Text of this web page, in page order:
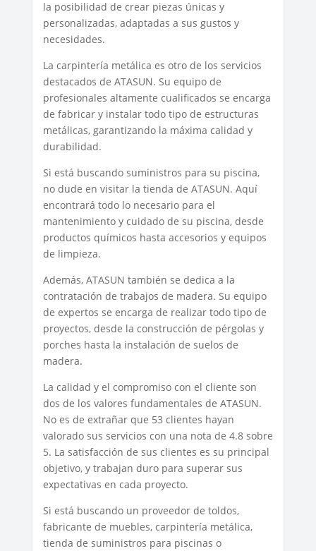
la posibilidad de crear piezas únicas y
personalizadas, adaptadas a sus gustos y
necesidades.
La carpintería metálica es otro de los servicios
destacados de ATASUN. Su equipo de
profesionales altamente cualificados se encarga
de fabricar y instalar todo tipo de estructuras
metálicas, garantizando la máxima calidad y
durabilidad.
Si está buscando suministros para su piscina,
no dude en visitar la tienda de ATASUN. Aquí
encontrará todo lo necesario para el
mantenimiento y cuidado de su piscina, desde
productos químicos hasta accesorios y equipos
de limpieza.
Además, ATASUN también se dedica a la
contratación de trabajos de madera. Su equipo
de expertos se encarga de realizar todo tipo de
proyectos, desde la construcción de pérgolas y
porches hasta la instalación de suelos de
madera.
La calidad y el compromiso con el cliente son
dos de los valores fundamentales de ATASUN.
No es de extrañar que 53 clientes hayan
valorado sus servicios con una nota de 4.8 sobre
5. La satisfacción de sus clientes es su principal
objetivo, y trabajan duro para superar sus
expectativas en cada proyecto.
Si está buscando un proveedor de toldos,
fabricante de muebles, carpintería metálica,
tienda de suministros para piscinas o